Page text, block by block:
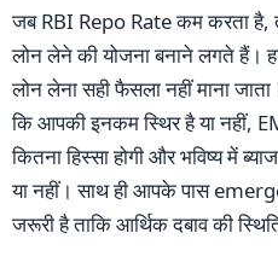
जब RBI Repo Rate कम करता है,
लोन लेने की योजना बनाने लगते हैं।
लोन लेना सही फैसला नहीं माना
कि आपकी इनकम स्थिर है या नहीं,
कितना हिस्सा होगी और भविष्य में
या नहीं। साथ ही आपके पास
जरूरी है ताकि आर्थिक दबाव की